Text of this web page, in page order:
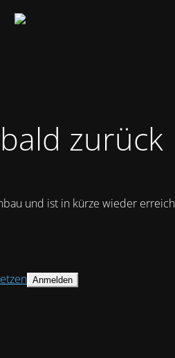
zurück
und ist in kürze wieder